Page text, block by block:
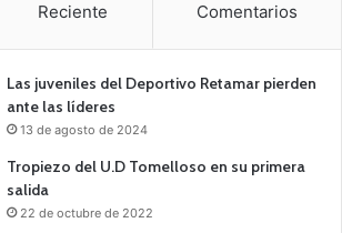
Reciente Comentarios
Las juveniles del Deportivo Retamar pierden
ante las líderes
13 de agosto de 2024
Tropiezo del U.D Tomelloso en su primera
salida
22 de octubre de 2022